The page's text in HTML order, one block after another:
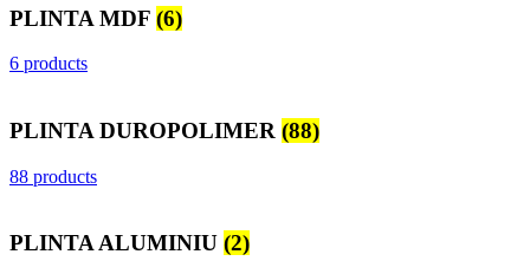
PLINTA MDF (6)
6 products
PLINTA DUROPOLIMER (88)
88 products
PLINTA ALUMINIU (2)